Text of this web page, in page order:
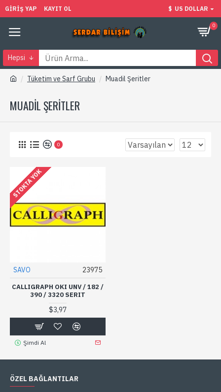
GIRIŞ YAP KAYIT OL $ US DOLLAR
0
Hepsi
Tüketim ve Sarf Grubu Muadil Şeritler
MUADIL ŞERITLER
0
STOKTA YOK
SAVO 23975
CALLIGRAPH OKI UNV / 182 /
390 / 3320 SERIT
$3,97
Şimdi Al
ÖZEL BAĞLANTILAR